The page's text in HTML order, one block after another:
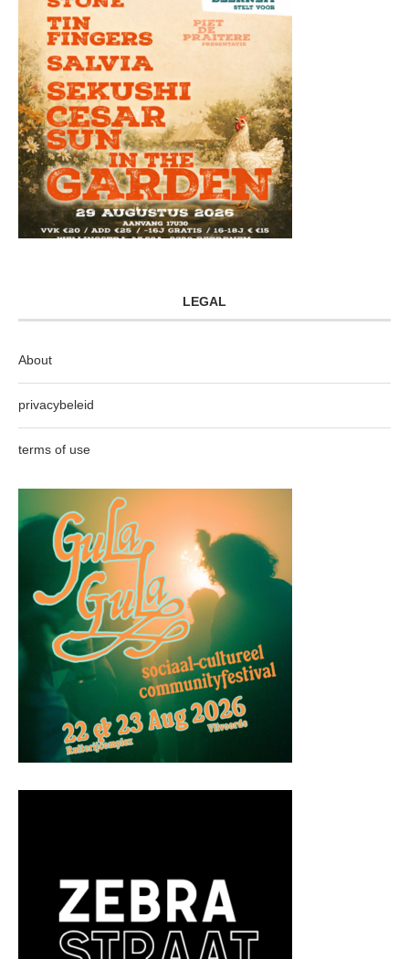
LEGAL
About
privacybeleid
terms of use